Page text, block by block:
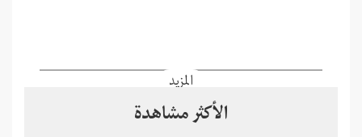
المزيد
الأكثر مشاهدة